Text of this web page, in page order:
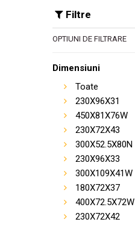
Filtre
OPTIUNI DE FILTRARE
Dimensiuni
Toate
230X96X31
450X81X76W
230X72X43
300X52.5X80N
230X96X33
300X109X41W
180X72X37
400X72.5X72W
230X72X42